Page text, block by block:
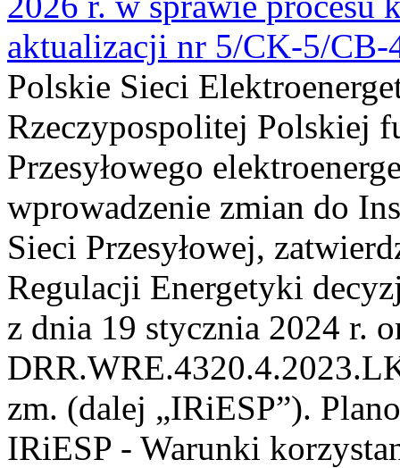
aktualizacji nr 5/CK-5/CB-
Polskie Sieci
Rzeczypospolitej Polskiej
Przesyłowego
wprowadzenie zmian do
Sieci Przesyłowej,
Regulacji Energetyki
z dnia 19 stycznia 2024 r.
zm. (dalej „IRiESP”).
IRiESP - Warunki